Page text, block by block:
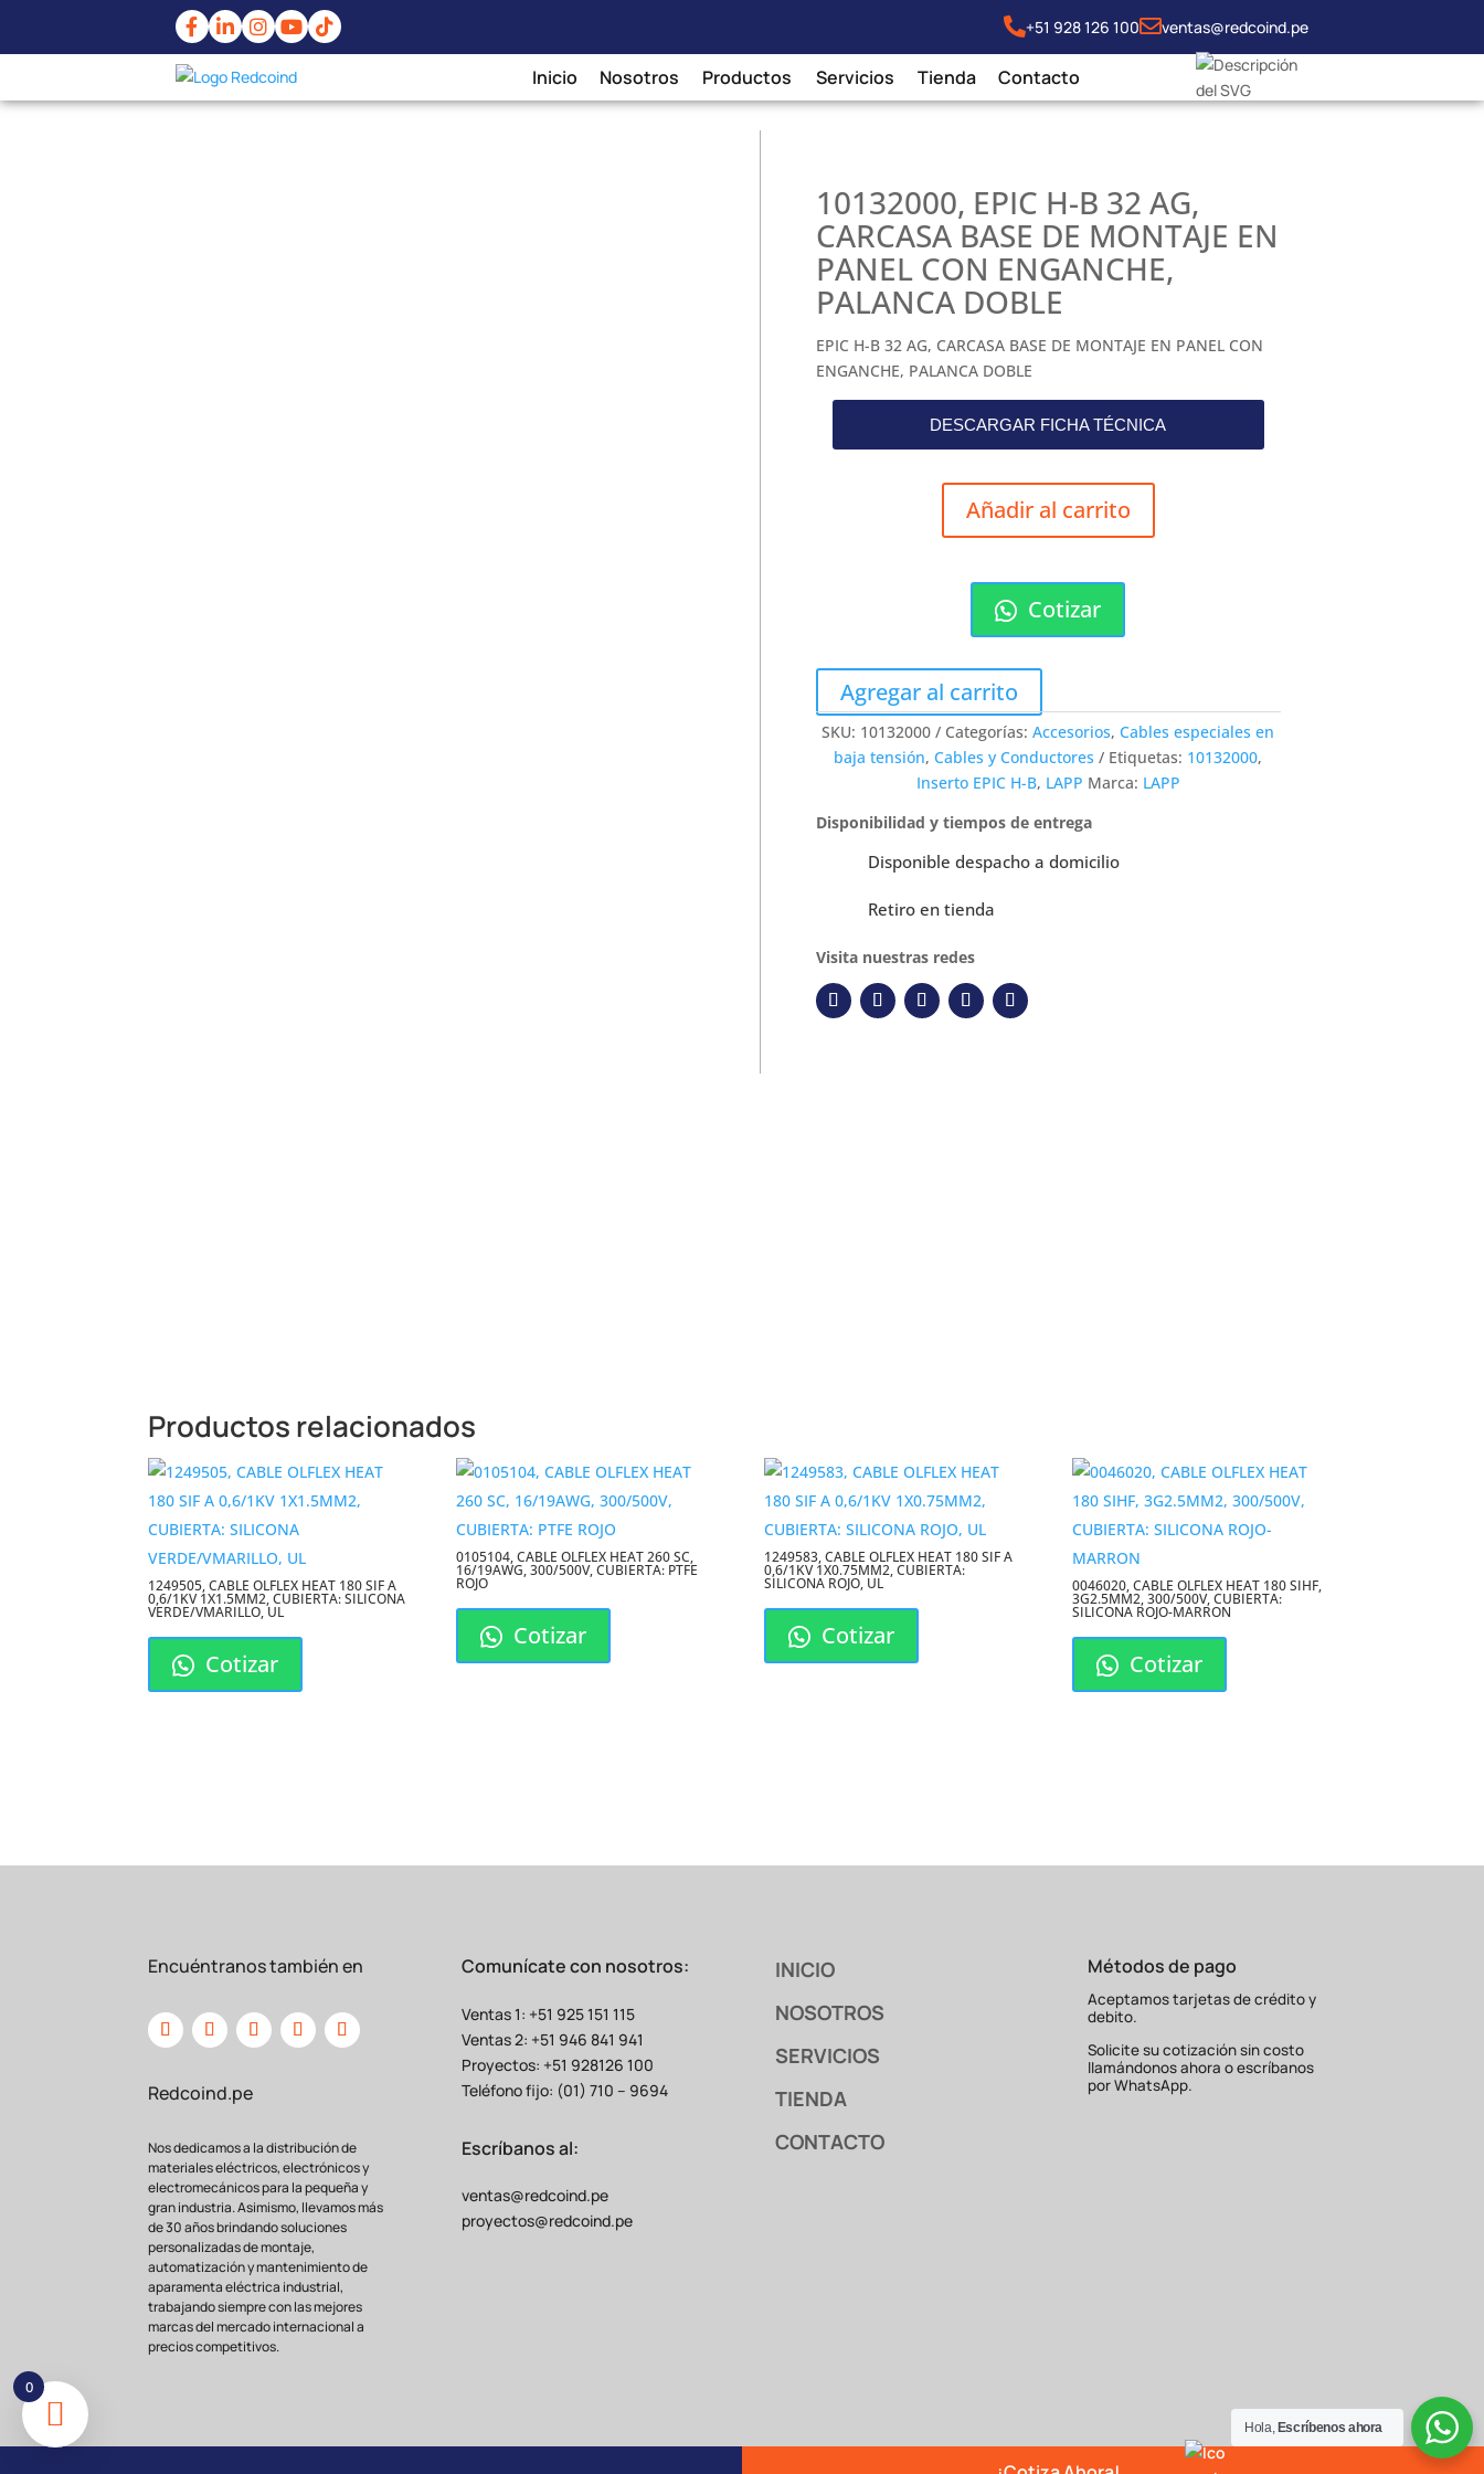
+51 928 126 100 ventas@redcoind.pe
Inicio Nosotros Productos Servicios Tienda Contacto
Inicio/ Cables y Conductores
ENGANCHE, PALANCA DOBLE
10132000, EPIC H-B 32 AG,
CARCASA BASE DE MONTAJE EN
PANEL CON ENGANCHE,
PALANCA DOBLE
EPIC H-B 32 AG, CARCASA BASE DE MONTAJE EN PANEL CON
ENGANCHE, PALANCA DOBLE
DESCARGAR FICHA TÉCNICA
Añadir al carrito
Cotizar
Agregar al carrito
SKU: 10132000 Categorías:Accesorios,Cables especiales en
baja tensión,Cables y Conductores Etiquetas: 10132000,
Inserto EPIC H-B, LAPP Marca: LAPP
Disponibilidad y tiempos de entrega
Disponible despacho a domicilio
Retiro en tienda
Visita nuestras redes
Productos relacionados
1249505, CABLE OLFLEX HEAT 180 SIF A
0,6/1KV 1X1.5MM2, CUBIERTA: SILICONA
VERDE/VMARILLO, UL
Cotizar
0105104, CABLE OLFLEX HEAT 260 SC,
16/19AWG, 300/500V, CUBIERTA: PTFE
ROJO
Cotizar
1249583, CABLE OLFLEX HEAT 180 SIF A
0,6/1KV 1X0.75MM2, CUBIERTA:
SILICONA ROJO, UL
Cotizar
0046020, CABLE OLFLEX HEAT 180 SIHF,
3G2.5MM2, 300/500V, CUBIERTA:
SILICONA ROJO-MARRON
Cotizar
Encuéntranos también en
Redcoind.pe
Nos dedicamos a la distribución de
materiales eléctricos, electrónicos y
electromecánicos para la pequeña y
gran industria. Asimismo, llevamos más
de 30 años brindando soluciones
personalizadas de montaje,
automatización y mantenimiento de
aparamenta eléctrica industrial,
trabajando siempre con las mejores
marcas del mercado internacional a
precios competitivos.
Comunícate con nosotros:
Ventas 1: +51 925 151 115
Ventas 2: +51 946 841 941
Proyectos: +51 928126 100
Teléfono fijo: (01) 710 – 9694
Escríbanos al:
ventas@redcoind.pe
proyectos@redcoind.pe
INICIO
NOSOTROS
SERVICIOS
TIENDA
CONTACTO
Métodos de pago
Aceptamos tarjetas de crédito y
debito.
Solicite su cotización sin costo
llamándonos ahora o escríbanos
por WhatsApp.
Hola, Escríbenos ahora
0